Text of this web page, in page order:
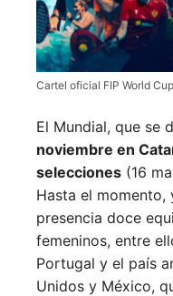
Cartel oficial FIP World
El Mundial, que se
noviembre en
selecciones (16
Hasta el momento,
presencia doce
femeninos, entre
Portugal y el país
Unidos y México,